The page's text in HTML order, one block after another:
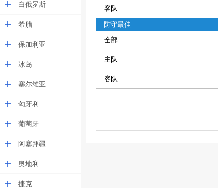
白俄罗斯
希腊
保加利亚
冰岛
塞尔维亚
匈牙利
葡萄牙
阿塞拜疆
奥地利
捷克
客队
防守最佳
全部
主队
客队